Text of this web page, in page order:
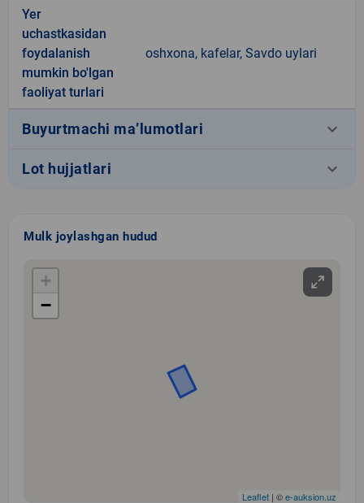
Yer
uchastkasidan
foydalanish
mumkin bo'lgan
faoliyat turlari
oshxona, kafelar, Savdo uylari
Buyurtmachi ma’lumotlari keyboard_arrow_down
Lot hujjatlari keyboard_arrow_down
Mulk joylashgan hudud
+
−
Leaflet | ©e-auksion.uz